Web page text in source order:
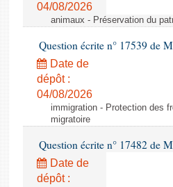
04/08/2026
animaux - Préservation du
Question écrite n° 17539 de
Date de
dépôt :
04/08/2026
immigration - Protection des
migratoire
Question écrite n° 17482 de
Date de
dépôt :